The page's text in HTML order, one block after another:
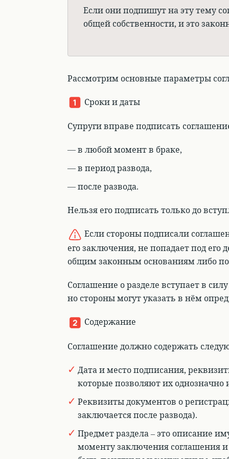
Если они подпишут на эту тему
общей собственности, и это
Рассмотрим основные параметры
Сроки и даты
Супруги вправе подписать
в любой момент в браке,
в период развода,
после развода.
Нельзя его подписать только до
Если стороны подписали
его заключения, не попадает под его
общим законным основаниям либо
Соглашение о разделе вступает в
но стороны могут указать в нём
Содержание
Соглашение должно содержать
Дата и место подписания,
которые позволяют их
Реквизиты документов о
заключается после развода).
Предмет раздела – это описание
моменту заключения соглашения